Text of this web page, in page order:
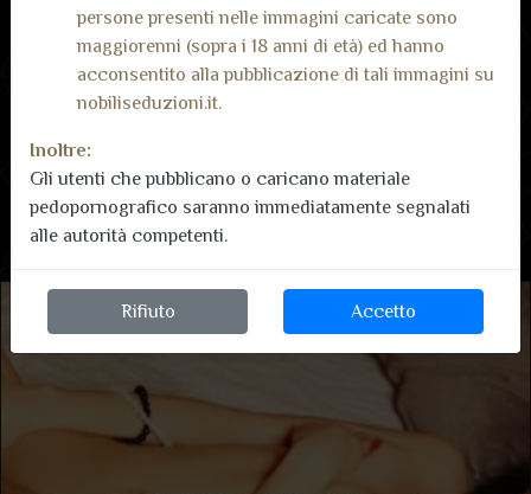
Inserisci recensione
Recensioni dai nostri
utenti
Non ci sono ancora recensioni.
persone presenti nelle immagini caricate sono
maggiorenni (sopra i 18 anni di età) ed hanno
acconsentito alla pubblicazione di tali immagini su
nobiliseduzioni.it.
Inoltre:
Gli utenti che pubblicano o caricano materiale
pedopornografico saranno immediatamente segnalati
alle autorità competenti.
Rifiuto Accetto